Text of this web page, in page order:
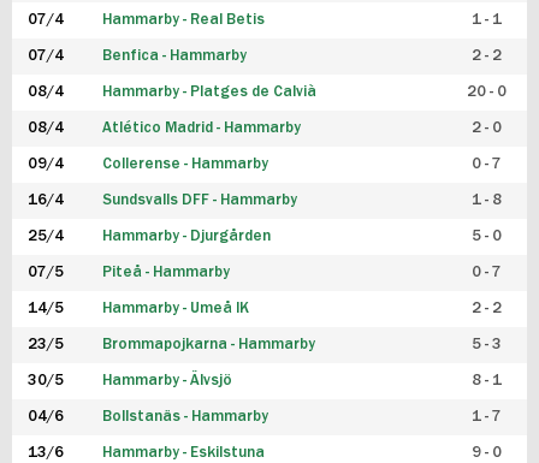
07/4 Hammarby - Real Betis 1 - 1
07/4 Benfica - Hammarby 2 - 2
08/4 Hammarby - Platges de Calvià 20 - 0
08/4 Atlético Madrid - Hammarby 2 - 0
09/4 Collerense - Hammarby 0 - 7
16/4 Sundsvalls DFF - Hammarby 1 - 8
25/4 Hammarby - Djurgården 5 - 0
07/5 Piteå - Hammarby 0 - 7
14/5 Hammarby - Umeå IK 2 - 2
23/5 Brommapojkarna - Hammarby 5 - 3
30/5 Hammarby - Älvsjö 8 - 1
04/6 Bollstanäs - Hammarby 1 - 7
13/6 Hammarby - Eskilstuna 9 - 0